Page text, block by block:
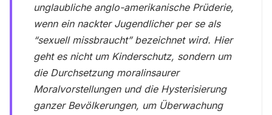
unglaubliche anglo-amerikanische Prüderie,
wenn ein nackter Jugendlicher per se als
“sexuell missbraucht” bezeichnet wird. Hier
geht es nicht um Kinderschutz, sondern um
die Durchsetzung moralinsaurer
Moralvorstellungen und die Hysterisierung
ganzer Bevölkerungen, um Überwachung